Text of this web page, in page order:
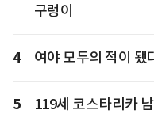
구렁이
4 여야 모두의 적이 됐
5
119세 코스타리카